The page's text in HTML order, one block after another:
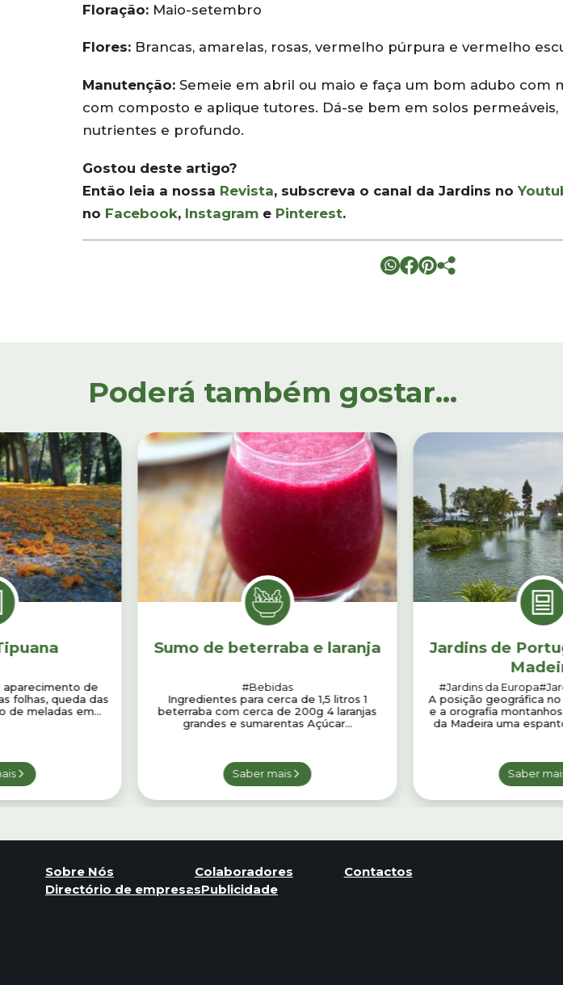
Floração: Maio-setembro
Flores: Brancas, amarelas, rosas, vermelho púrpura e vermelho
Manutenção: Semeie em abril ou maio e faça um bom adubo com
com composto e aplique tutores. Dá-se bem em solos permeáveis,
nutrientes e profundo.
Gostou deste artigo?
Então leia a nossa Revista, subscreva o canal da Jardins no
no Facebook, Instagram e Pinterest.
Poderá também gostar...
aparecimento de
folhas, queda das
de meladas em...
Sumo de beterraba e laranja
#Bebidas
Ingredientes para cerca de 1,5 litros 1
beterraba com cerca de 200g 4 laranjas
grandes e sumarentas Açúcar...
Saber mais
Jardins de
#Jardins da Europa
A posição geográfica
e a orografia
da Madeira uma
Saber
Sobre Nós Colaboradores
Contactos
Directório de empresasPublicidade